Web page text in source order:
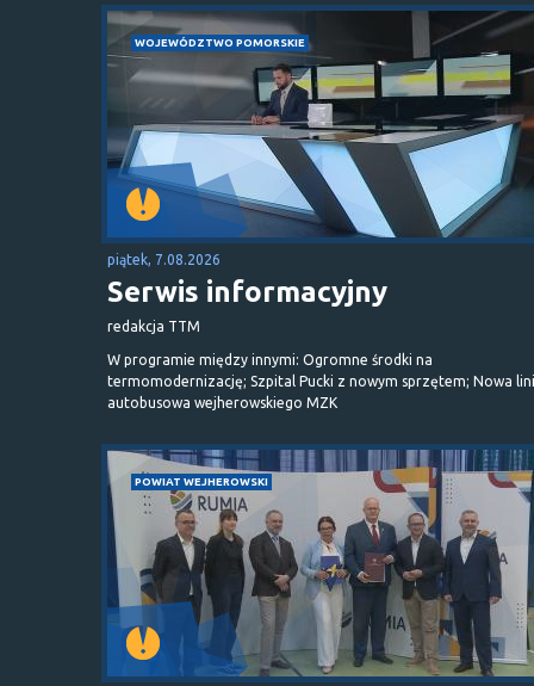
WOJEWÓDZTWO POMORSKIE
piątek, 7.08.2026
Serwis informacyjny
redakcja TTM
W programie między innymi: Ogromne środki na
termomodernizację; Szpital Pucki z nowym sprzętem; Nowa
autobusowa wejherowskiego MZK
POWIAT WEJHEROWSKI